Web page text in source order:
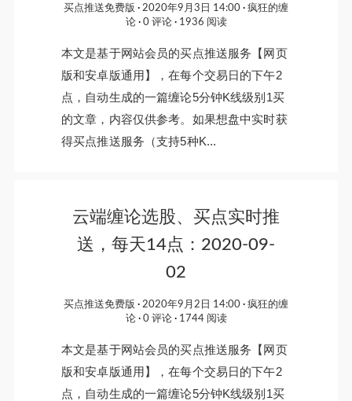
买点推送免费版 2020年9月3日 14:00
疯狂的缠
论
0 评论 1936 阅读
本文是基于网站会员的买点推送服务【网页
版和安卓版通用】，在每个交易日的下午2
点，自动生成的一篇缠论5分钟K线级别1买
的文章，内容仅供参考。如果想盘中实时获
得买点推送服务（支持5种K...
云端缠论选股、买点实时推
送，每天14点：2020-09-
02
买点推送免费版 2020年9月2日 14:00
疯狂的缠
论
0 评论 1744 阅读
本文是基于网站会员的买点推送服务【网页
版和安卓版通用】，在每个交易日的下午2
点，自动生成的一篇缠论5分钟K线级别1买